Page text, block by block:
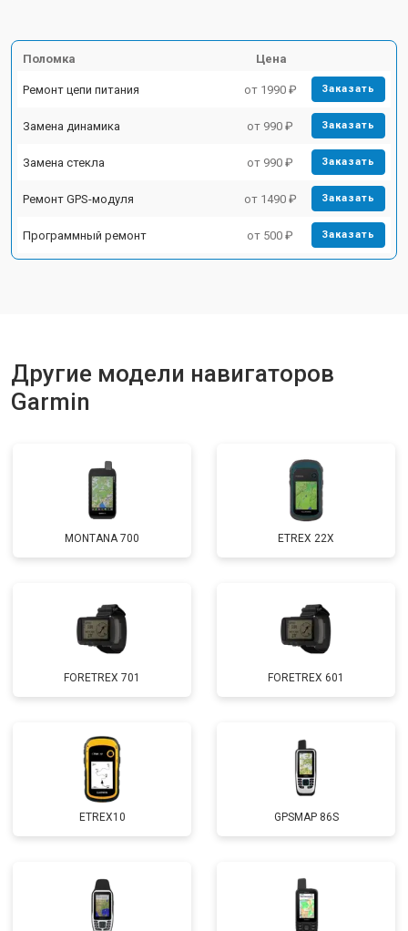
Поломка Цена
Ремонт цепи питания от 1990 ₽ Заказать
Замена динамика от 990 ₽ Заказать
Замена стекла от 990 ₽ Заказать
Ремонт GPS-модуля от 1490 ₽ Заказать
Программный ремонт от 500 ₽ Заказать
Другие модели навигаторов
Garmin
MONTANA 700 ETREX 22X
FORETREX 701 FORETREX 601
ETREX10 GPSMAP 86S